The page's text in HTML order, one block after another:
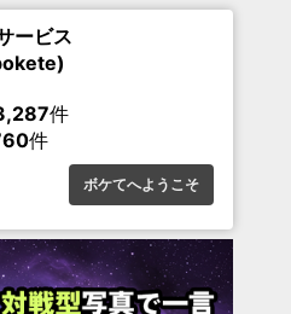
ービス
件
件
ボケてへようこそ